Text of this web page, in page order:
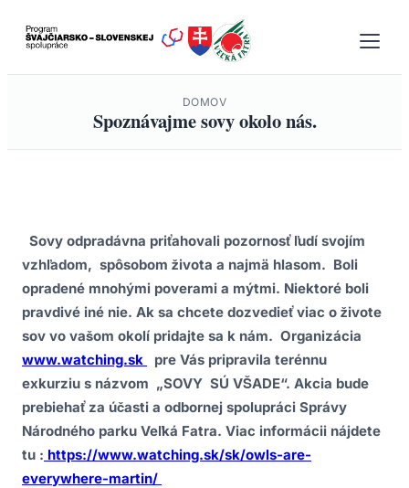
DOMOV
Spoznávajme sovy okolo nás.
Sovy odpradávna priťahovali pozornosť ľudí svojím
vzhľadom, spôsobom života a najmä hlasom. Boli
opradené mnohými poverami a mýtmi. Niektoré boli
pravdivé iné nie. Ak sa chcete dozvedieť viac o živote
sov vo vašom okolí pridajte sa k nám. Organizácia
www.watching.sk
pre Vás pripravila terénnu
exkurziu s názvom „SOVY SÚ VŠADE“. Akcia bude
prebiehať za účasti a odbornej spolupráci Správy
Národného parku Veľká Fatra. Viac informácii nájdete
tu : https://www.watching.sk/sk/owls-are-
everywhere-martin/